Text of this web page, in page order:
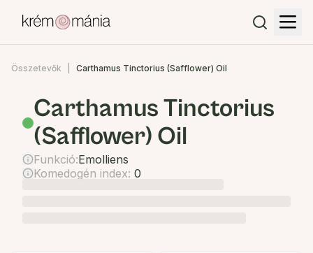
Összetevők Carthamus Tinctorius (Safflower) Oil
Carthamus Tinctorius
(Safflower) Oil
Funkció:Emolliens
Komedogén index: 0